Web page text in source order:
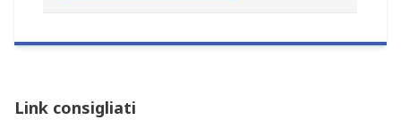
Link consigliati